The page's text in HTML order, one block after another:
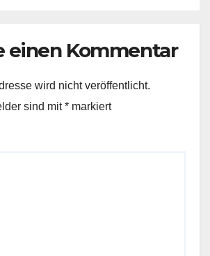
einen Kommentar
wird nicht veröffentlicht.
sind mit* markiert